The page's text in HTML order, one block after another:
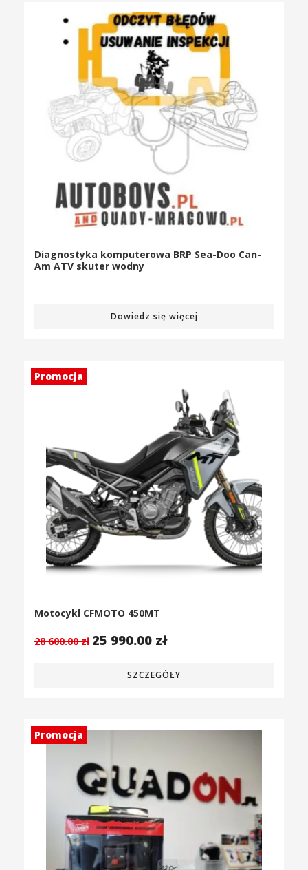
Diagnostyka komputerowa BRP Sea-Doo Can-
Am ATV skuter wodny
Dowiedz się więcej
Promocja
Motocykl CFMOTO 450MT
28 600.00zł 25 990.00 zł
SZCZEGÓŁY
Promocja